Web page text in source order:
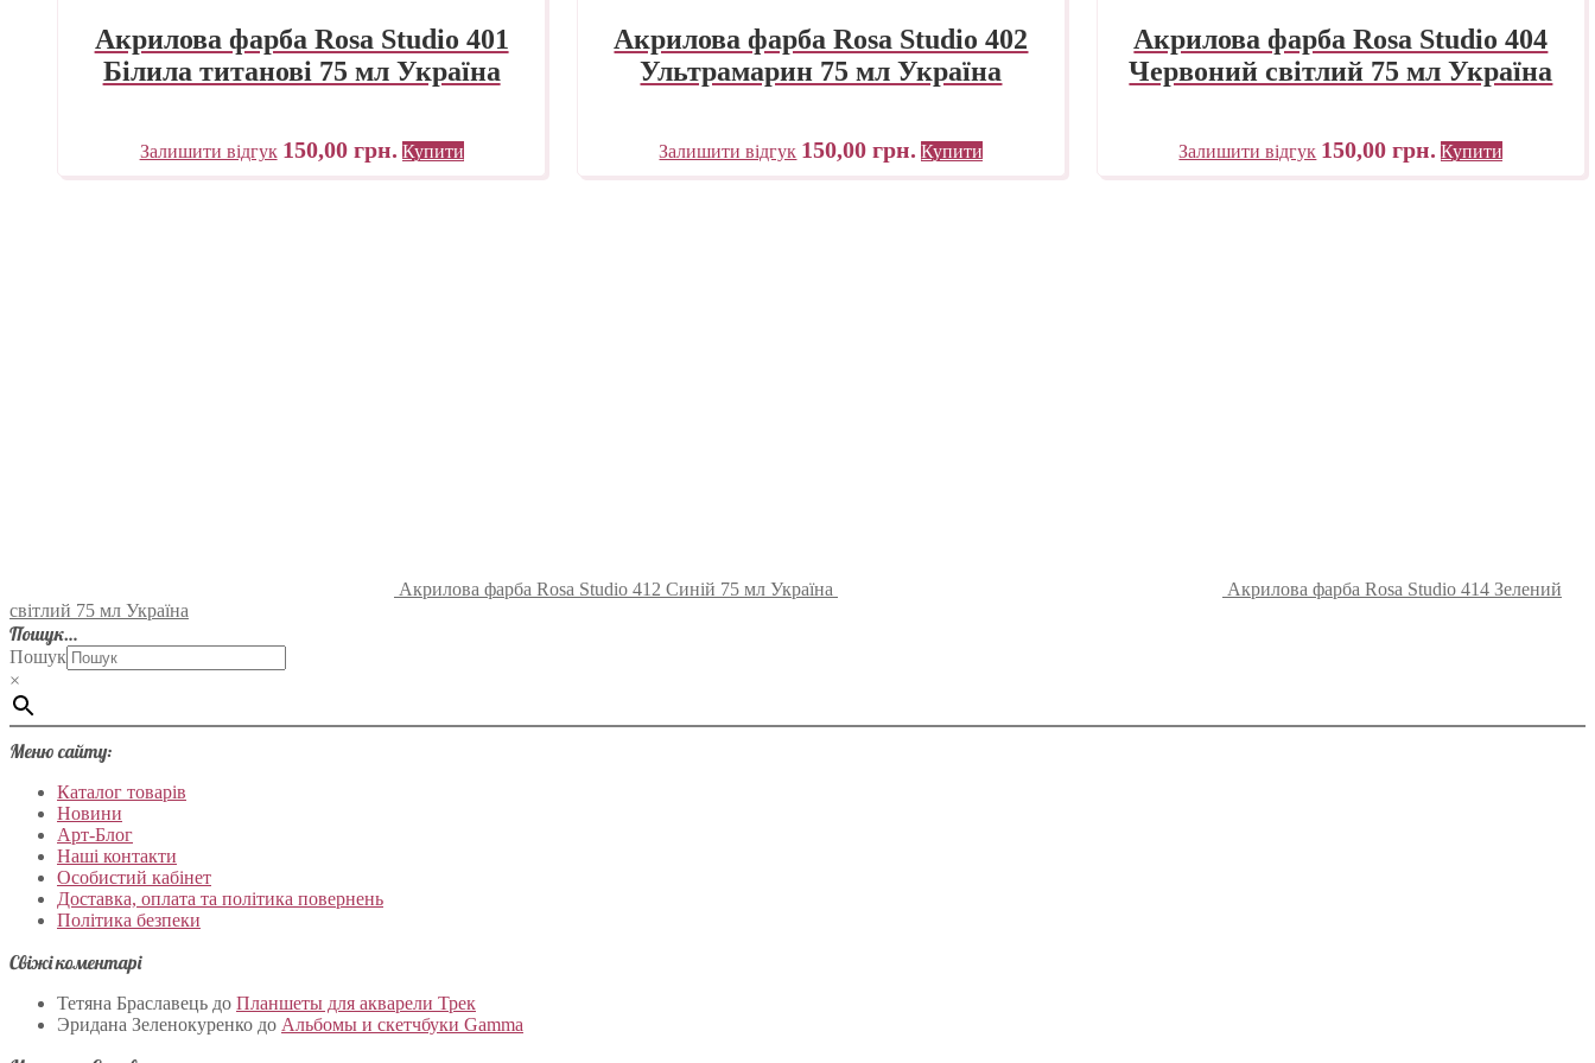
Акрилова фарба Rosa Studio 401
Білила титанові 75 мл Україна
Залишити відгук 150,00 грн. Купити
Акрилова фарба Rosa Studio 402
Ультрамарин 75 мл Україна
Залишити відгук 150,00грн. Купити
Акрилова фарба Rosa Studio 404
Червоний світлий 75 мл Україна
Залишити відгук 150,00грн. Купити
Акрилова фарба Rosa Studio 412 Синій 75 мл Україна
Акрилова фарба Rosa Studio 414 Зелений
світлий 75 мл Україна
Пошук…
Пошук
×
Меню сайту:
Каталог товарів
Новини
Арт-Блог
Наші контакти
Особистий кабінет
Доставка, оплата та політика повернень
Політика безпеки
Свіжі коментарі
Тетяна Браславець до Планшеты для акварели Трек
Эридана Зеленокуренко до Альбомы и скетчбуки Gamma